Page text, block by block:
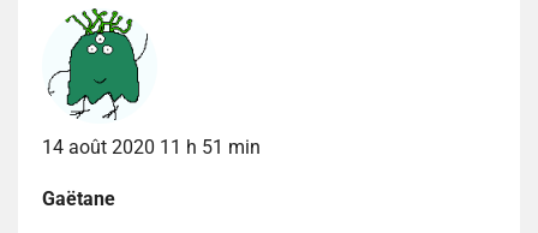
14 août 2020 11 h 51 min
Gaëtane